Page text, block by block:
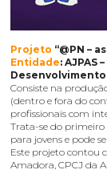
Projeto “@PN –
Entidade: AJPAS
Desenvolvimento
Consiste na
(dentro e fora do
profissionais com
Trata-se do
para jovens e pode
Este projeto contou
Amadora, CPCJ da